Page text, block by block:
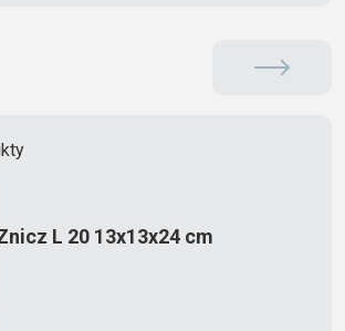
L 20 13x13x24 cm